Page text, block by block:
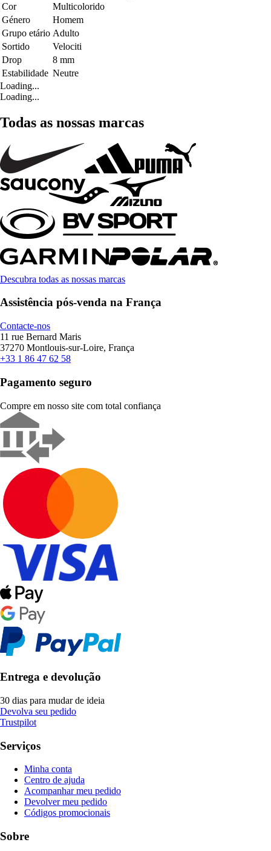
Cor
Multicolorido
Género
Homem
Grupo etário Adulto
Sortido
Velociti
Drop
8 mm
Estabilidade Neutre
Loading...
Loading...
Todas as nossas marcas
Descubra todas as nossas marcas
Assistência pós-venda na França
Contacte-nos
11 rue Bernard Maris
37270 Montlouis-sur-Loire, França
+33 1 86 47 62 58
Pagamento seguro
Compre em nosso site com total confiança
Entrega e devolução
30 dias para mudar de ideia
Devolva seu pedido
Trustpilot
Serviços
Minha conta
Centro de ajuda
Acompanhar meu pedido
Devolver meu pedido
Códigos promocionais
Sobre